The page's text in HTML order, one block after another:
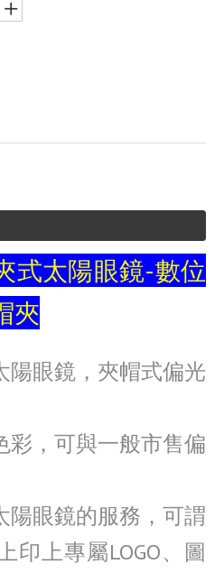
式太陽眼鏡-數位
夾
陽眼鏡，夾帽式偏光
彩，可與一般市售偏
陽眼鏡的服務，可謂
印上專屬LOGO、圖